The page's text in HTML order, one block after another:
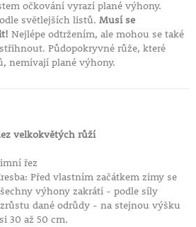
očkování vyrazí plané výhony.
světlejších listů. Musí se
Nejlépe odtržením, ale mohou se také
Půdopokryvné růže, které
nemívají plané výhony.
velkokvětých růží
řez
Před vlastním začátkem zimy se
výhony zakrátí - podle síly
dané odrůdy - na stejnou výšku
30 až 50 cm.